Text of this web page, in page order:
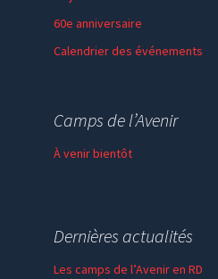
60e anniversaire
Calendrier des événements
Faire un don
Camps de l’Avenir
À venir bientôt
Dernières actualités
Les camps de l’Avenir en RD